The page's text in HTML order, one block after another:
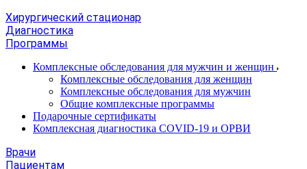
Хирургический стационар
Диагностика
Программы
Комплексные обследования для мужчин и женщин
Комплексные обследования для женщин
Комплексные обследования для мужчин
Общие комплексные программы
Подарочные сертификаты
Комплексная диагностика COVID-19 и ОРВИ
Врачи
Пациентам